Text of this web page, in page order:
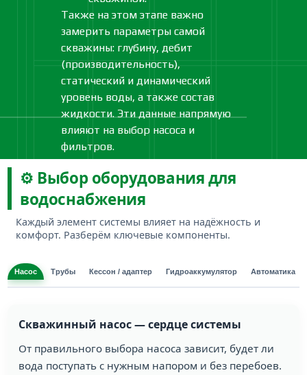
Также на этом этапе важно
замерить параметры самой
скважины: глубину, дебит
(производительность),
статический и динамический
уровень воды, а также состав
жидкости. Эти данные напрямую
влияют на выбор насоса и
фильтров.
⚙️ Выбор оборудования для
водоснабжения
Каждый элемент системы влияет на надёжность и
комфорт. Разберём ключевые компоненты.
Насос Трубы Кессон / адаптер Гидроаккумулятор Автоматика
Скважинный насос — сердце системы
От правильного выбора насоса зависит, будет ли
вода поступать с нужным напором и без перебоев.